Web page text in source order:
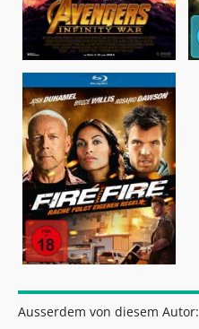
Ausserdem von diesem Autor: